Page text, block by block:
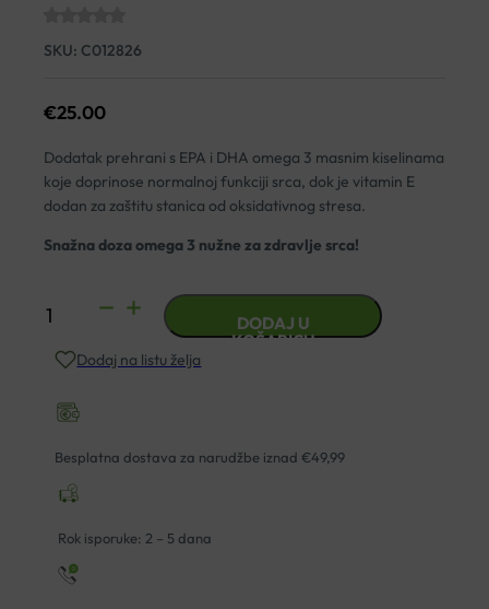
SKU: C012826
€25.00
Dodatak prehrani s EPA i DHA omega 3 masnim kiselinama
koje doprinose normalnoj funkciji srca, dok je vitamin E
dodan za zaštitu stanica od oksidativnog stresa.
Snažna doza omega 3 nužne za zdravlje srca!
YASENKA
KAPSULE
A75
DODAJ U
KOŠARICU
Dodaj na listu želja
Besplatna dostava za narudžbe iznad €49,99
Rok isporuke: 2 – 5 dana